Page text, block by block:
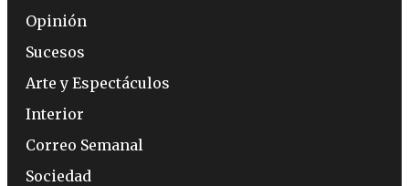
Opinión
Sucesos
Arte y Espectáculos
Interior
Correo Semanal
Sociedad